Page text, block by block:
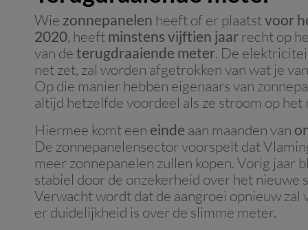
Wie zonnepanelen heeft of er plaatstvoor
2020, heeft minstens vijftien jaar recht op
van de terugdraaiende meter. De
net zet, zal worden afgetrokken van wat je
Op die manier hebben eigenaars van
altijd hetzelfde voordeel als ze stroom op het
Hiermee komt een einde aan maanden van
De zonnepanelensector voorspelt dat
meer zonnepanelen zullen kopen. Vorig jaar
stabiel door de onzekerheid over het nieuwe
Verwacht wordt dat de aangroei opnieuw zal
er duidelijkheid is over de slimme meter.